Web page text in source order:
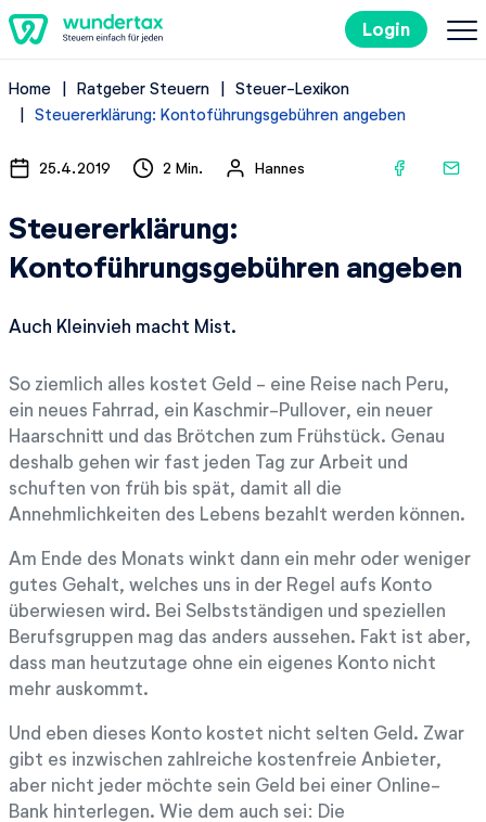
Login
So geht's
Kosten
Steuertipps
Kostenlos ausprobieren
Home Ratgeber Steuern
Steuer-Lexikon
Steuererklärung: Kontoführungsgebühren angeben
25.4.2019 2 Min. Hannes
Steuererklärung:
Kontoführungsgebühren angeben
Auch Kleinvieh macht Mist.
So ziemlich alles kostet Geld - eine Reise nach Peru,
ein neues Fahrrad, ein Kaschmir-Pullover, ein neuer
Haarschnitt und das Brötchen zum Frühstück. Genau
deshalb gehen wir fast jeden Tag zur Arbeit und
schuften von früh bis spät, damit all die
Annehmlichkeiten des Lebens bezahlt werden können.
Am Ende des Monats winkt dann ein mehr oder weniger
gutes Gehalt, welches uns in der Regel aufs Konto
überwiesen wird. Bei Selbstständigen und speziellen
Berufsgruppen mag das anders aussehen. Fakt ist aber,
dass man heutzutage ohne ein eigenes Konto nicht
mehr auskommt.
Und eben dieses Konto kostet nicht selten Geld. Zwar
gibt es inzwischen zahlreiche kostenfreie Anbieter,
aber nicht jeder möchte sein Geld bei einer Online-
Bank hinterlegen. Wie dem auch sei: Die